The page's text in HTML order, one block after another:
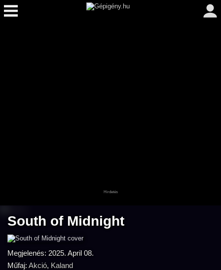
South of Midnight
Megjelenés: 2025. April 08.
Műfaj: Akció, Kaland